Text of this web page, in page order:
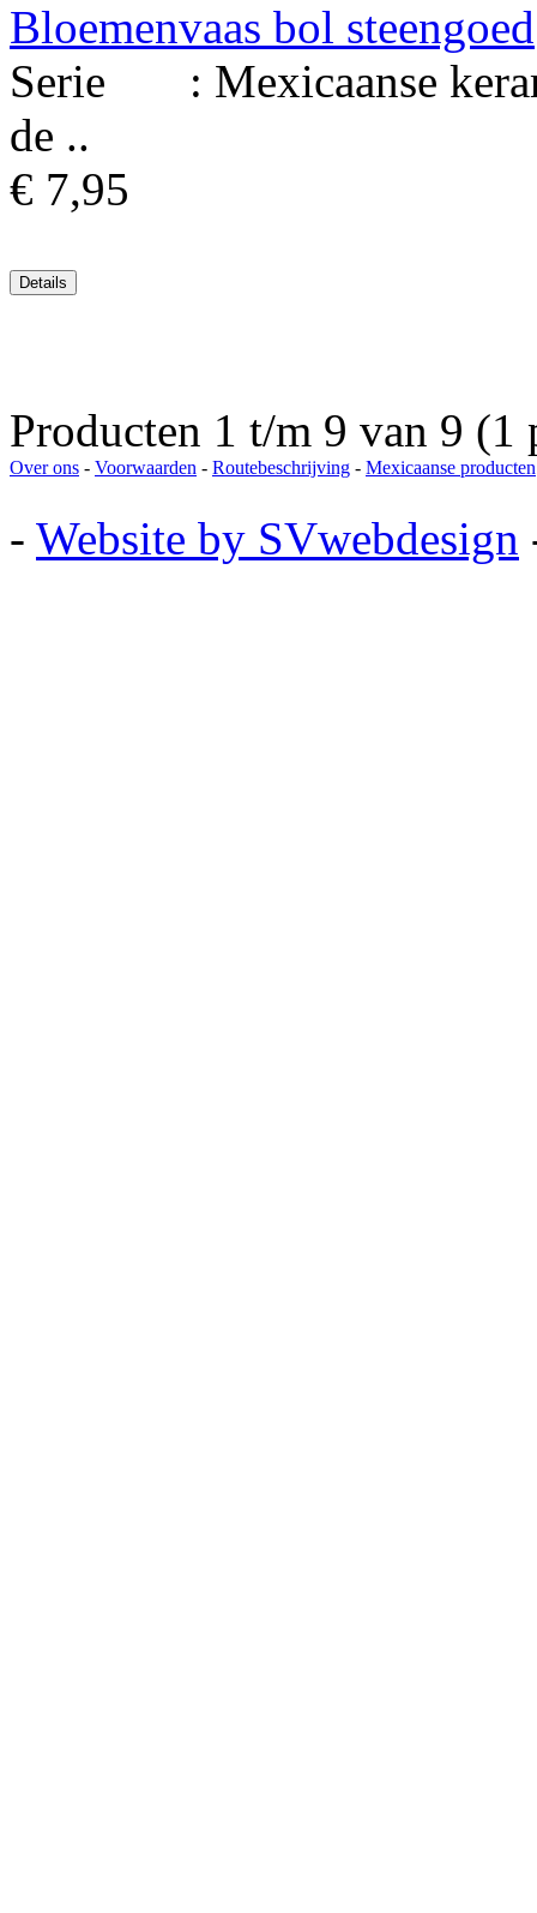
Bloemenvaas bol steengoed
Serie : Mexicaanse
de ..
€ 7,95
Producten 1 t/m 9 van 9 (1
Over ons - Voorwaarden - Routebeschrijving - Mexicaanse producten
- Website by SVwebdesign